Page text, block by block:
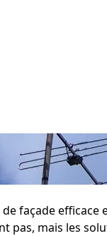
façade
pas, mais les